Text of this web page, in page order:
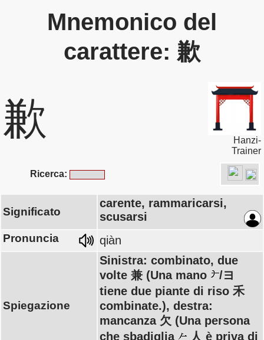
Mnemonico del
carattere: 歉
歉
Hanzi-
Trainer
Ricerca:
Significato
carente, rammaricarsi,
scusarsi
Pronuncia qiàn
Spiegazione
Sinistra: combinato, due
volte 兼 (Una mano
/ヨ
tiene due piante di riso 禾
combinate.), destra:
mancanza 欠 (Una persona
che sbadiglia
人 è priva di